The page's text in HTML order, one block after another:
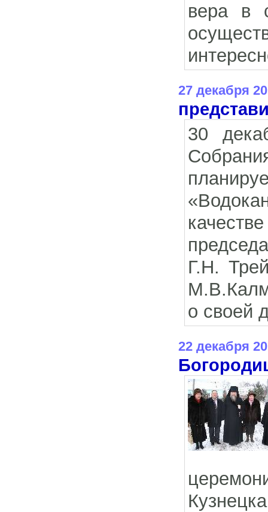
вера в
27 декабря
30
Г.Н.
о своей
22 декабря